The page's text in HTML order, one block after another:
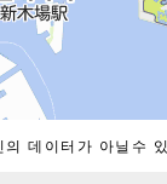
데이터가 아닐수